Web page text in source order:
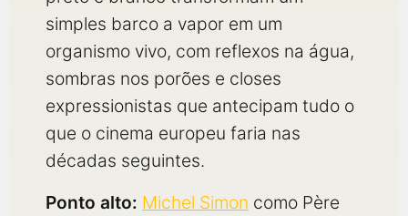
simples barco a vapor em um
organismo vivo, com reflexos na água,
sombras nos porões e closes
expressionistas que antecipam tudo o
que o cinema europeu faria nas
décadas seguintes.
Ponto alto: Michel Simon como Père